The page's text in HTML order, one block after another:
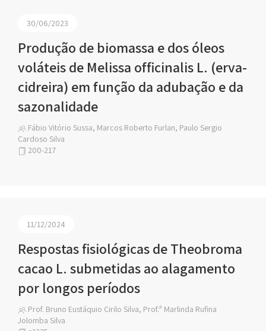
30/06/2023
Produção de biomassa e dos óleos
voláteis de Melissa officinalis L. (erva-
cidreira) em função da adubação e da
sazonalidade
Fábio Vitório Sussa, Marcos Roberto Furlan, Paulo Sergio
Cardoso Silva
200-217
11/12/2024
Respostas fisiológicas de Theobroma
cacao L. submetidas ao alagamento
por longos períodos
Prof. Bruno Eustáquio Cirilo Silva, Prof.ª Marlinda Rufina
Jolomba Silva